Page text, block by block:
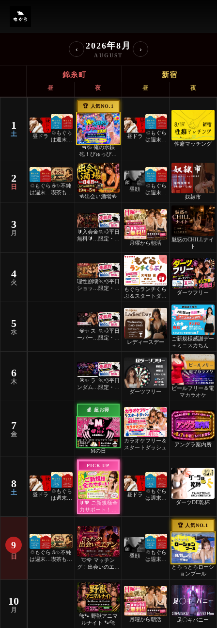
ノンハプバーもぐら イベント
‹ 2026年8月
AUGUST
›
錦糸町 新宿
昼 夜 昼 夜
1
土 昼ドラ
♲もぐら
は週末祝
🏆 人気NO.1
🔫💦 俺の水鉄
砲！ぴゅっぴゅ
2026 💦🔫
昼ドラ
♲もぐら
は週末祝
性癖マッチング
2
日
♲もぐら
は週末祝
☕️✨不純
喫茶もぐ
🍻出会い酒場🍻
昼顔
♲もぐら
は週末祝
奴隷市
3
月
🔰入会金
無料🔰ご
ーツナイ
🏃💨平日
限定・先
月曜から朝活
魅惑のCHILLナイ
ト
4
火
理性崩壊
ショット
ー
🏃💨平日
限定・先
もぐらランチくら
ぶ＆スタートダッ
シュ
ダーツフリー
5
水
💎✨ ス
ーパーレ
デー ✨
🏃💨平日
限定・先
レディースデー
ご新規様感謝デー
＋ミニスカちんち
ろ
6
木
🎯✨ ラ
ンダムマ
ツフリー
✨🎯
🏃💨平日
限定・先
ダーツフリー
ビールフリー＆電
マカラオケ
7
金
💰 超お得
Mの日
カラオケフリー＆
スタートダッシュ
アングラ案内所
8
土 昼ドラ
♲もぐら
は週末祝
PICK UP
🔰💖 ご新規様全
力サポート！💖
🔰
昼ドラ
♲もぐら
は週末祝
ダーツDE乾杯
9
日
♲もぐら
は週末祝
☕️✨不純
喫茶もぐ
💘🌹 マッチン
グ！出会いのエデ
昼顔
♲もぐら
は週末祝
🏆 人気NO.1
とろっとろローシ
ョンプール
10
月
🐆🐾 野獣アニマ
ルナイト 🐾🐆
月曜から朝活 足〇キバニー